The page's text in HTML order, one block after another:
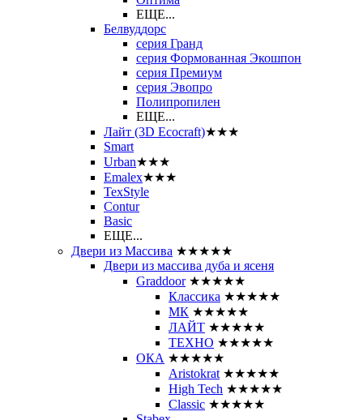
ЕЩЕ...
Белвуддорс
серия Гранд
серия Формованная Экошпон
серия Премиум
серия Эвопро
Полипропилен
ЕЩЕ...
Лайт (3D Ecocraft)★★★
Smart
Urban★★★
Emalex★★★
TexStyle
Contur
Basic
ЕЩЕ...
Двери из Массива ★★★★★
Двери из массива дуба и ясеня
Graddoor ★★★★★
Классика ★★★★★
МК ★★★★★
ЛАЙТ ★★★★★
ТЕХНО ★★★★★
ОКА ★★★★★
Aristokrat ★★★★★
High Tech ★★★★★
Classic ★★★★★